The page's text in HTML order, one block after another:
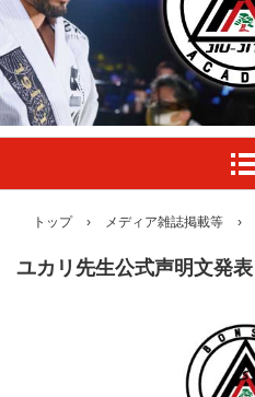
トップ › メディア雑誌掲載等 ›
ユカリ先生公式声明文発表